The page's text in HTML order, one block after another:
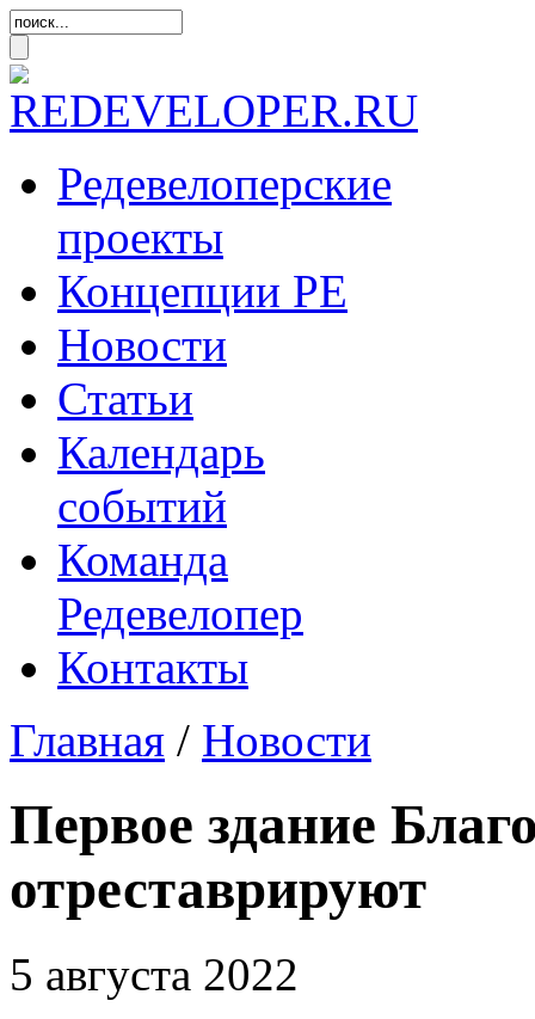
Редевелоперские
проекты
Концепции РЕ
Новости
Статьи
Календарь
событий
Команда
Редевелопер
Контакты
Главная / Новости
Первое здание
отреставрируют
5 августа 2022